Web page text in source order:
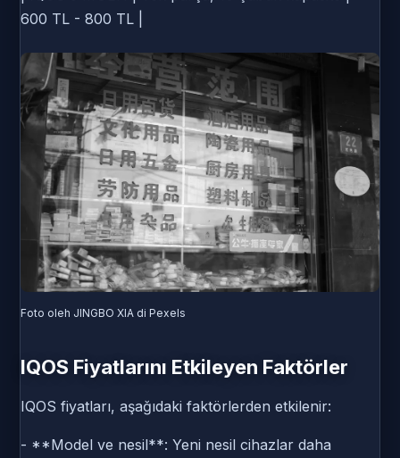
600 TL - 800 TL |
Foto oleh JINGBO XIA di Pexels
IQOS Fiyatlarını Etkileyen Faktörler
IQOS fiyatları, aşağıdaki faktörlerden etkilenir:
- **Model ve nesil**: Yeni nesil cihazlar daha